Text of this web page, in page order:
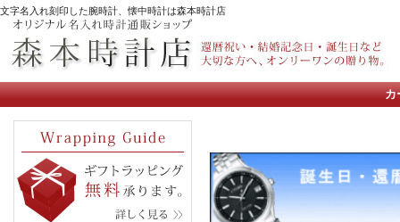
文字名入れ刻印した腕時計、懐中時計は森本時計店
カ